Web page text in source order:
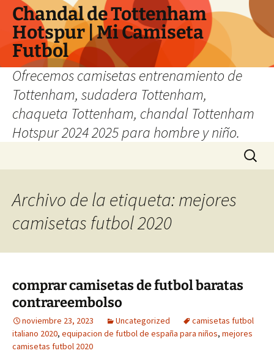
Chandal de Tottenham
Hotspur | Mi Camiseta
Futbol
Ofrecemos camisetas entrenamiento de
Tottenham, sudadera Tottenham,
chaqueta Tottenham, chandal Tottenham
Hotspur 2024 2025 para hombre y niño.
Buscar:
Archivo de la etiqueta: mejores
camisetas futbol 2020
comprar camisetas de futbol baratas
contrareembolso
noviembre 23, 2023 Uncategorized
camisetas futbol
italiano 2020, equipacion de futbol de españa para niños, mejores
camisetas futbol 2020